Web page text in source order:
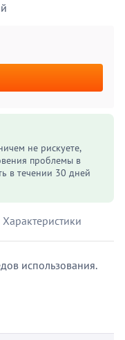
не рискуете,
проблемы в
в течении 30 дней
Характеристики
использования.